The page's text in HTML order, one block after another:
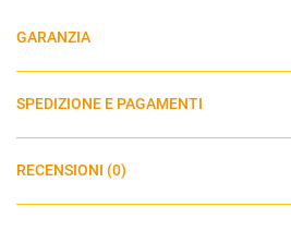
GARANZIA
SPEDIZIONE E PAGAMENTI
RECENSIONI (0)